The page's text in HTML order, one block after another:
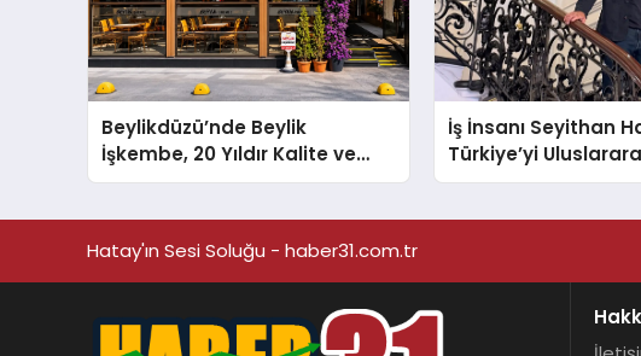
Beylikdüzü’nde Beylik
İşkembe, 20 Yıldır Kalite ve
Lezzetin Değişmeyen Adresi
İş İnsanı Seyithan
Türkiye’yi
Arenada
Hatay'ın Sesi Soluğu - haber31.com.tr